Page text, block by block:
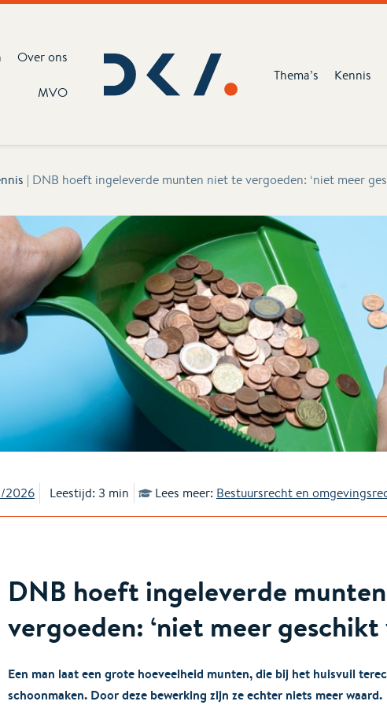
Over ons
MVO
Thema’s Kennis
| DNB hoeft ingeleverde munten niet te vergoeden: ‘niet meer
2026 Leestijd: 3 min Lees meer: Bestuursrecht en
DNB hoeft ingeleverde
vergoeden: ‘niet meer
Een man laat een grote hoeveelheid munten, die bij het huisvuil
schoonmaken. Door deze bewerking zijn ze echter niets meer waard.